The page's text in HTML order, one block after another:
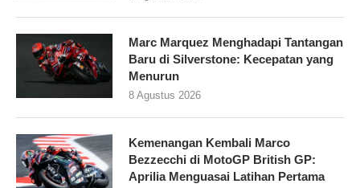
Marc Marquez Menghadapi Tantangan
Baru di Silverstone: Kecepatan yang
Menurun
8 Agustus 2026
Kemenangan Kembali Marco
Bezzecchi di MotoGP British GP:
Aprilia Menguasai Latihan Pertama